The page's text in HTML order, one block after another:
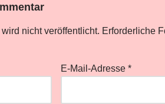
nicht veröffentlicht. Erforderliche
E-Mail-Adresse *